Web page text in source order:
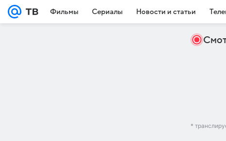
Фильмы Сериалы Новости и статьи
*